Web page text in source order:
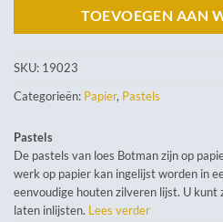
TOEVOEGEN AAN
SKU: 19023
Categorieën: Papier, Pastels
Pastels
De pastels van loes Botman zijn op
werk op papier kan ingelijst worden in
eenvoudige houten zilveren lijst. U kunt
laten inlijsten. Lees verder